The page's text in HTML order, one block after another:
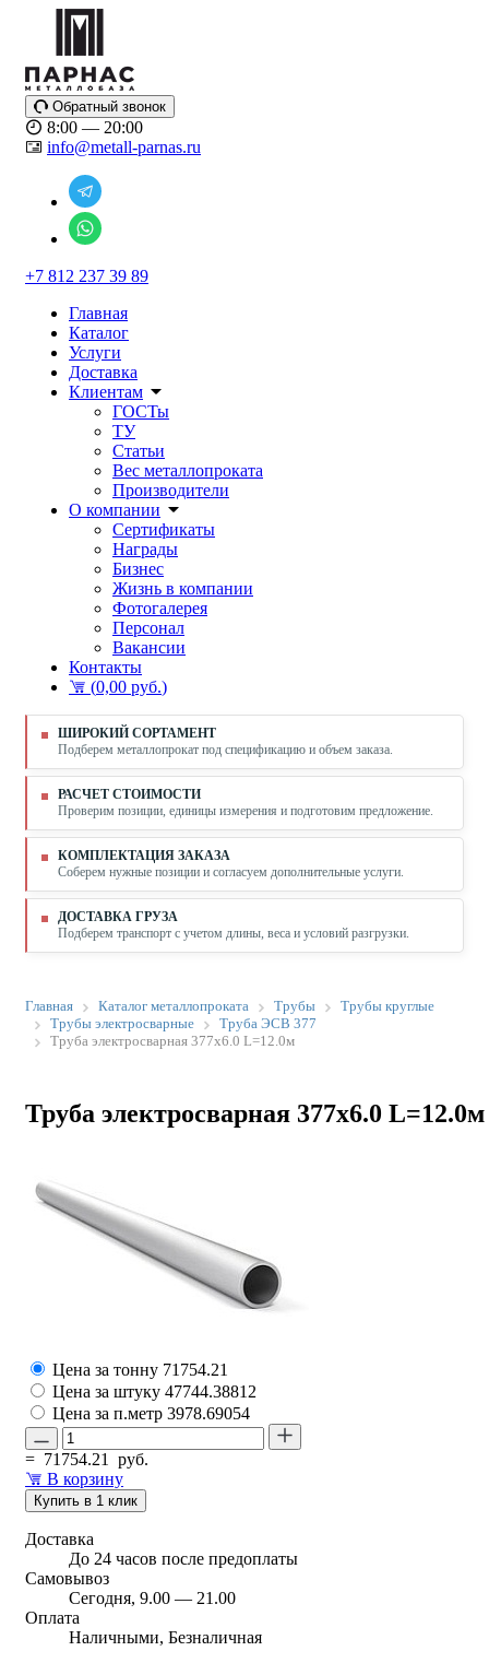
Обратный звонок
8:00 — 20:00
info@metall-parnas.ru
+7 812 237 39 89
Главная
Каталог
Услуги
Доставка
Клиентам
ГОСТы
ТУ
Статьи
Вес металлопроката
Производители
О компании
Сертификаты
Награды
Бизнес
Жизнь в компании
Фотогалерея
Персонал
Вакансии
Контакты
(0,00 руб.)
ШИРОКИЙ СОРТАМЕНТ
Подберем металлопрокат под спецификацию и объем заказа.
РАСЧЕТ СТОИМОСТИ
Проверим позиции, единицы измерения и подготовим предложение.
КОМПЛЕКТАЦИЯ ЗАКАЗА
Соберем нужные позиции и согласуем дополнительные услуги.
ДОСТАВКА ГРУЗА
Подберем транспорт с учетом длины, веса и условий разгрузки.
Главная Каталог металлопроката Трубы
Трубы круглые
Трубы электросварные
Труба ЭСВ 377
Труба электросварная 377х6.0 L=12.0м
Труба электросварная 377х6.0 L=12.0м
Цена за тонну 71754.21
Цена за штуку 47744.38812
Цена за п.метр 3978.69054
= 71754.21
руб.
В корзину
Купить в 1 клик
Доставка
До 24 часов после предоплаты
Самовывоз
Сегодня, 9.00 — 21.00
Оплата
Наличными, Безналичная